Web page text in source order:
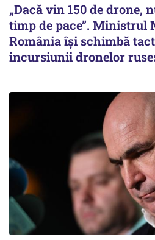
„Dacă vin 150 de drone,
timp de pace”. Ministrul
România își schimbă
incursiunii dronelor